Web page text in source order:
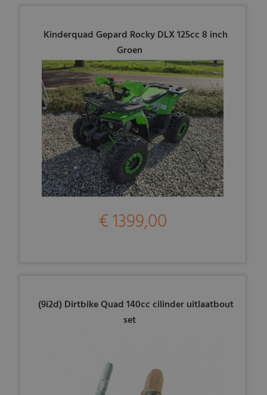
Kinderquad Gepard Rocky DLX 125cc 8 inch
Groen
€ 1399,00
(9i2d) Dirtbike Quad 140cc cilinder uitlaatbout
set